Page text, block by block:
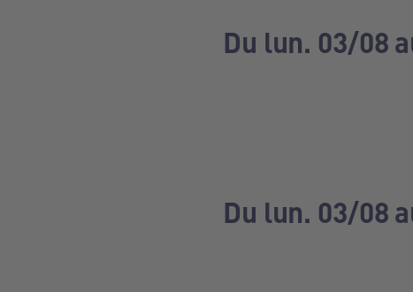
Du lun. 03/08
Du lun. 03/08